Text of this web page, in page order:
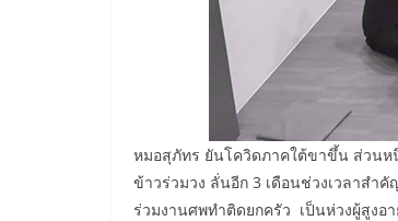
หมอสุภัทร ยันโควิดภาคใต้ขาขึ้น ส่วนห
ข้าวร่วมวง ลั่นอีก 3 เดือนช่วงเวลาสำ
ร่วมงานศพทำติดยกครัว เป็นห่วงผู้สูง